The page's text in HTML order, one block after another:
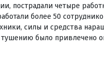
пострадали четыре
более 50
силы и средства
тушению было привлечено